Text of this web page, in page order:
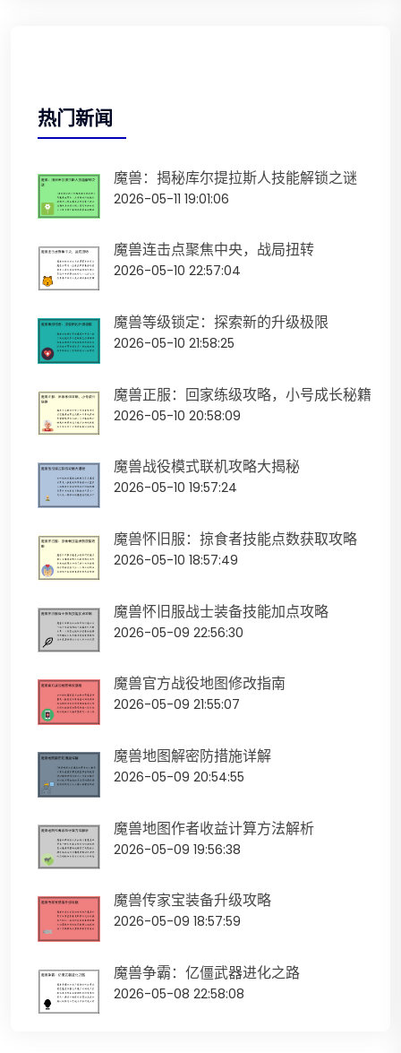
热门新闻
魔兽：揭秘库尔提拉斯人技能解锁之谜
2026-05-11 19:01:06
魔兽连击点聚焦中央，战局扭转
2026-05-10 22:57:04
魔兽等级锁定：探索新的升级极限
2026-05-10 21:58:25
魔兽正服：回家练级攻略，小号成长秘籍
2026-05-10 20:58:09
魔兽战役模式联机攻略大揭秘
2026-05-10 19:57:24
魔兽怀旧服：掠食者技能点数获取攻略
2026-05-10 18:57:49
魔兽怀旧服战士装备技能加点攻略
2026-05-09 22:56:30
魔兽官方战役地图修改指南
2026-05-09 21:55:07
魔兽地图解密防措施详解
2026-05-09 20:54:55
魔兽地图作者收益计算方法解析
2026-05-09 19:56:38
魔兽传家宝装备升级攻略
2026-05-09 18:57:59
魔兽争霸：亿僵武器进化之路
2026-05-08 22:58:08